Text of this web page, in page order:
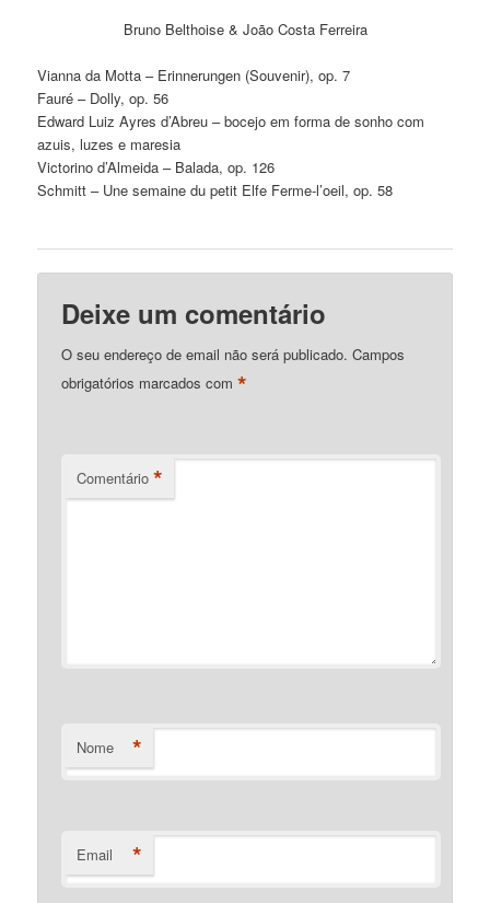
Bruno Belthoise & João Costa Ferreira
Vianna da Motta – Erinnerungen (Souvenir), op. 7
Fauré – Dolly, op. 56
Edward Luiz Ayres d’Abreu – bocejo em forma de sonho com
azuis, luzes e maresia
Victorino d’Almeida – Balada, op. 126
Schmitt – Une semaine du petit Elfe Ferme-l’oeil, op. 58
Deixe um comentário
O seu endereço de email não será publicado. Campos
obrigatórios marcados com*
Comentário *
Nome *
Email *